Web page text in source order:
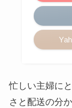
忙しい主婦に
さと配送の分